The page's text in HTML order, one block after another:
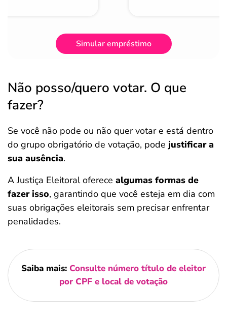
Simular empréstimo
Não posso/quero votar. O que
fazer?
Se você não pode ou não quer votar e está dentro
do grupo obrigatório de votação, pode justificar a
sua ausência.
A Justiça Eleitoral oferece algumas formas de
fazer isso, garantindo que você esteja em dia com
suas obrigações eleitorais sem precisar enfrentar
penalidades.
Saiba mais: Consulte número título de eleitor
por CPF e local de votação